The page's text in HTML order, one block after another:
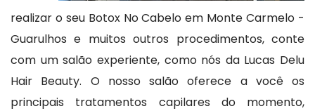
realizar o seu Botox No Cabelo em Monte Carmelo -
Guarulhos e muitos outros procedimentos, conte
com um salão experiente, como nós da Lucas Delu
Hair Beauty. O nosso salão oferece a você os
principais tratamentos capilares do momento,